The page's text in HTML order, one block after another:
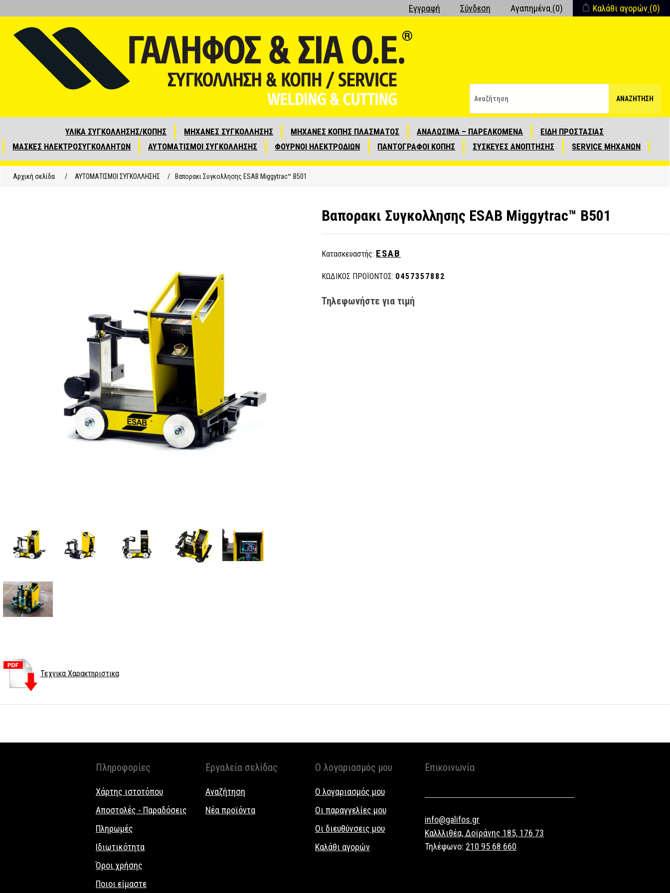
Εγγραφή Σύνδεση Αγαπημένα (0) Καλάθι αγορών (0)
ΑΝΑΖΉΤΗΣΗ
ΥΛΙΚΑ ΣΥΓΚΟΛΛΗΣΗΣ/ΚΟΠΗΣ ΜΗΧΑΝΕΣ ΣΥΓΚΟΛΛΗΣΗΣ ΜΗΧΑΝΕΣ ΚΟΠΗΣ ΠΛΑΣΜΑΤΟΣ ΑΝΑΛΩΣΙΜΑ – ΠΑΡΕΛΚΟΜΕΝΑ
ΕΙΔΗ ΠΡΟΣΤΑΣΙΑΣ
ΜΑΣΚΕΣ ΗΛΕΚΤΡΟΣΥΓΚΟΛΛΗΤΩΝ
ΑΥΤΟΜΑΤΙΣΜΟΙ ΣΥΓΚΟΛΛΗΣΗΣ ΦΟΥΡΝΟΙ ΗΛΕΚΤΡΟΔΙΩΝ ΠΑΝΤΟΓΡΑΦΟΙ ΚΟΠΗΣ ΣΥΣΚΕΥΕΣ ΑΝΟΠΤΗΣΗΣ SERVICE ΜΗΧΑΝΩΝ
Αρχική σελίδα / ΑΥΤΟΜΑΤΙΣΜΟΙ ΣΥΓΚΟΛΛΗΣΗΣ / Βαπορακι Συγκολλησης ESAB Miggytrac™ B501
Βαπορακι Συγκολλησης ESAB Miggytrac™ B501
Κατασκευαστής: ESAB
ΚΩΔΙΚΟΣ ΠΡΟΪΟΝΤΟΣ: 0457357882
Τηλεφωνήστε για τιμή
Τεχνικα Χαρακτηριστικα
Πληροφορίες
Χάρτης ιστοτόπου
Αποστολές - Παραδόσεις
Πληρωμές
Ιδιωτικότητα
Όροι χρήσης
Ποιοι είμαστε
Εργαλεία σελίδας
Αναζήτηση
Νέα προϊόντα
Ο λογαριασμός μου
Ο λογαριασμός μου
Οι παραγγελίες μου
Οι διευθύνσεις μου
Καλάθι αγορών
Επικοινωνία
info@galifos.gr
Καλλλιθέα, Δοϊράνης 185, 176 73
Τηλέφωνο: 210 95 68 660